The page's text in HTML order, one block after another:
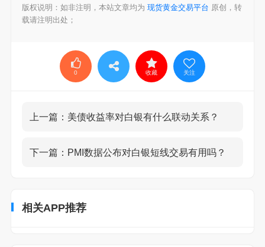
版权说明：如非注明，本站文章均为 现货黄金交易平台 原创，转
载请注明出处；
0 收藏 关注
上一篇： 美债收益率对白银有什么联动关系？
下一篇： PMI数据公布对白银短线交易有用吗？
相关APP推荐